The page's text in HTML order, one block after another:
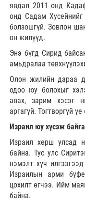
явдал 2011 онд
онд Садам
болзошгүй. Зовлон
он жилүүд.
Энэ бүгд Сирид
амьдралаа
Олон жилийн дараа
одоо юу болохыг
авах, зарим хэсэг
аргагүй. Тогтворгүй
Израил юу хүсэж
Израил хөрш улсад
байна. Тус улс
нэмэлт хүч
Израилын арми
цохилт өгчээ. Ийм
байна.